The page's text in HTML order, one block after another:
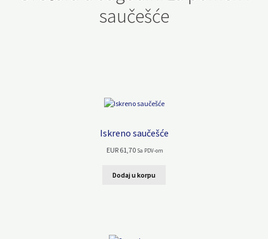
saučešće
Iskreno saučešće
EUR 61,70 Sa PDV-om
Dodaj u korpu